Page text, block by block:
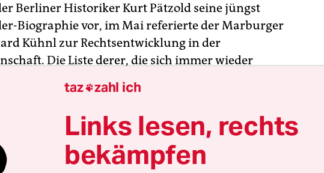
Berliner Historiker Kurt Pätzold seine jüngst
Biographie vor, im Mai referierte der Marburger
Kühnl zur Rechtsentwicklung in der
Die Liste derer, die sich immer wieder
die MASCH mit der Organisation der
Filmtage im Mai. Zusammen mit der
Initiative Hamburg gelang es ihr, ein gut besuchtes
taz zahl ich
Links lesen, rechts
bekämpfen